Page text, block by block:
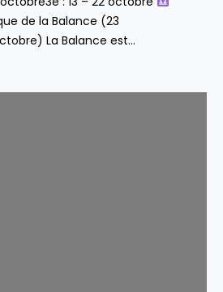
de la Balance (23
La Balance est…